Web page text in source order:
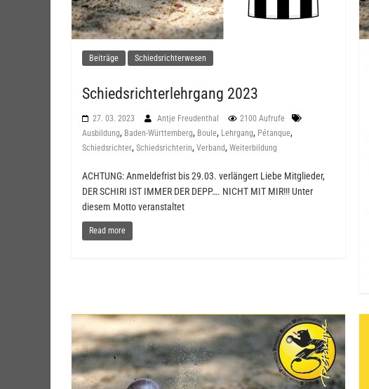
Beiträge Schiedsrichterwesen
Schiedsrichterlehrgang 2023
27. 03. 2023 Antje Freudenthal
2100 Aufrufe
Ausbildung, Baden-Württemberg, Boule, Lehrgang, Pétanque,
Schiedsrichter, Schiedsrichterin, Verband, Weiterbildung
ACHTUNG: Anmeldefrist bis 29.03. verlängert Liebe Mitglieder,
DER SCHIRI IST IMMER DER DEPP…. NICHT MIT MIR!!! Unter
diesem Motto veranstaltet
Read more